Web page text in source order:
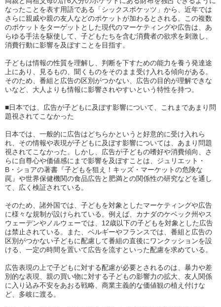
なったことを表す用語である「シックスポケッツ」から、近年では
さらに親戚や親の友人などのポケットが加わるとされる。この複数
のポケットをターゲットとした現代のマーケティングや広告は、あ
らゆる手法を駆使して、子どもたちを含む消費者の欲求を刺激し、
消費行動に影響を及ぼすことを目指す。
子どもは情報の性質を理解し、判断を下すための能力を養う発達途
上にあり、見るもの、聞くものをそのまま受け入れる傾向がある。
そのため、番組と広告の区別がつかない、広告の目的が理解できな
いなど、大人よりも情報に影響されやすいという特性を持つ。
■日本では、広告が子どもに及ぼす影響について、これまであまり問
題視されてこなかった
日本では、一般的に広告はどちらかというと好意的に受け入れら
れ、その情報や表現が子どもに及ぼす影響については、あまり問題
視されてこなかった。しかし、広告が子どもの嗜好や消費傾向、さ
らに自尊心や価値感にまで影響を及ぼすことは、ジュリエット・
B・ショアの著書『子どもを狙え！キッズ・マーケットの危険な
罠』や世界保健機関の食品広告と肥満との関係性の研究などを通し
て、広く検証されている。
そのため、諸外国では、子どもを対象としたマーケティングや広告
に様々な規制が設けられている。例えば、カナダのケベック州やス
ウェーデンやノルウェーでは、12歳以下の子どもを対象とした広告
は禁止されている。また、ベルギーやフランスでは、番組と広告の
区別がつかない子どもに配慮して番組の直後にワンクッションを設
ける、一定の時間を置いて広告を流すといった配慮を求めている。
広告表現の上で子どもに対する配慮が必要とされるのは、暴力や差
別的な表現、親の買い物に対する子どもの影響力の拡大、友人関係
に入り込み不安をあおる戦略、商業主義的な価値観の植え付けな
ど、多岐に渡る。